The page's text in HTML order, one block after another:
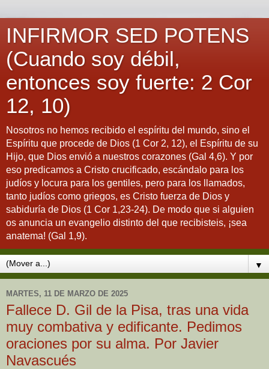
INFIRMOR SED POTENS
(Cuando soy débil,
entonces soy fuerte: 2 Cor
12, 10)
Nosotros no hemos recibido el espíritu del mundo, sino el
Espíritu que procede de Dios (1 Cor 2, 12), el Espíritu de su
Hijo, que Dios envió a nuestros corazones (Gal 4,6). Y por
eso predicamos a Cristo crucificado, escándalo para los
judíos y locura para los gentiles, pero para los llamados,
tanto judíos como griegos, es Cristo fuerza de Dios y
sabiduría de Dios (1 Cor 1,23-24). De modo que si alguien
os anuncia un evangelio distinto del que recibisteis, ¡sea
anatema! (Gal 1,9).
▼
MARTES, 11 DE MARZO DE 2025
Fallece D. Gil de la Pisa, tras una vida
muy combativa y edificante. Pedimos
oraciones por su alma. Por Javier
Navascués